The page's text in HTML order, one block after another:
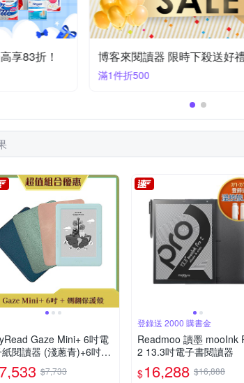
享83折！ 博客來閱讀器 限時下殺送好
滿1件折500
Gaze Mini+ 6吋電
閱讀器 (淺蔥青)+6吋側
翻保護殼
7,533 $7,733
登錄送 2000 購書金
Readmoo 讀墨 mooInk
2 13.3吋電子書閱讀器
$16,288 $16,888